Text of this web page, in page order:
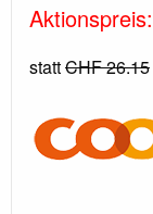
Aktionspreis:
stattCHF 26.15